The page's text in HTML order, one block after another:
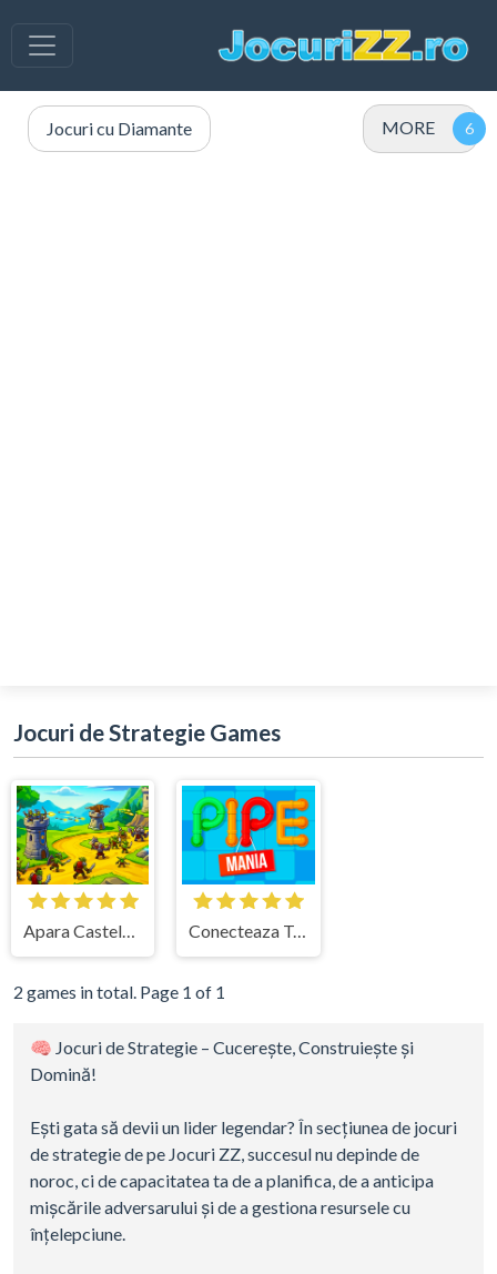
Jocuri cu Diamante MORE
Jocuri de Strategie Games
Apara Castelul - Tower Defense Conecteaza Tevile
2 games in total. Page 1 of 1
🧠 Jocuri de Strategie – Cucerește, Construiește și
Domină!
Ești gata să devii un lider legendar? În secțiunea de jocuri
de strategie de pe Jocuri ZZ, succesul nu depinde de
noroc, ci de capacitatea ta de a planifica, de a anticipa
mișcările adversarului și de a gestiona resursele cu
înțelepciune.